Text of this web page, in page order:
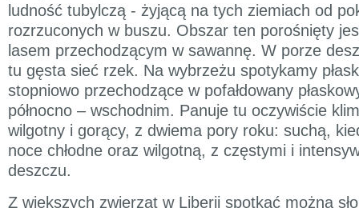
ludność tubylczą - żyjącą na tych ziemiach od
rozrzuconych w buszu. Obszar ten porośnięty
lasem przechodzącym w sawannę. W porze
tu gęsta sieć rzek. Na wybrzeżu spotykamy
stopniowo przechodzące w pofałdowany
północno – wschodnim. Panuje tu oczywiście
wilgotny i gorący, z dwiema pory roku: suchą,
noce chłodne oraz wilgotną, z częstymi i
deszczu.
Z większych zwierząt w Liberii spotkać można